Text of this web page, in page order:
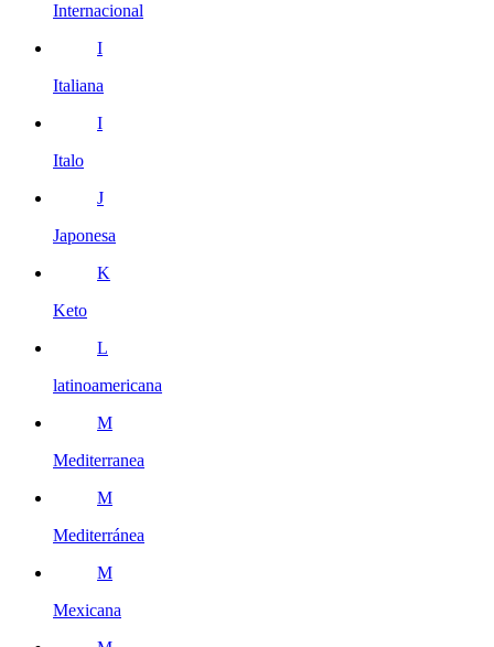
Internacional
I
Italiana
I
Italo
J
Japonesa
K
Keto
L
latinoamericana
M
Mediterranea
M
Mediterránea
M
Mexicana